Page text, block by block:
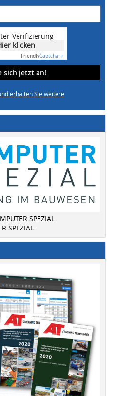
Verifizierung
klicken
FriendlyCaptcha ⇗
sich jetzt an!
erhalten Sie weitere
SPEZIAL
SPEZIAL